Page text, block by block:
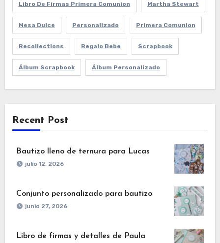
Libro De Firmas Primera Comunion Martha Stewart
Mesa Dulce Personalizado Primera Comunion
Recollections Regalo Bebe Scrapbook
Álbum Scrapbook Álbum Personalizado
Recent Post
Bautizo lleno de ternura para Lucas
julio 12, 2026
Conjunto personalizado para bautizo
junio 27, 2026
Libro de firmas y detalles de Paula